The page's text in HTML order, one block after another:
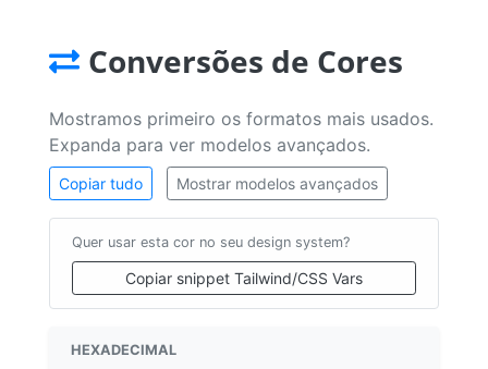
Conversões de Cores
Mostramos primeiro os formatos mais usados.
Expanda para ver modelos avançados.
Copiar tudo Mostrar modelos avançados
Quer usar esta cor no seu design system?
Copiar snippet Tailwind/CSS Vars
HEXADECIMAL